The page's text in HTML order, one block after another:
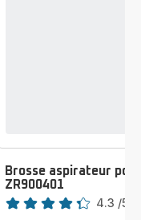
Brosse aspirateur
ZR900401
Note
4.3 /5